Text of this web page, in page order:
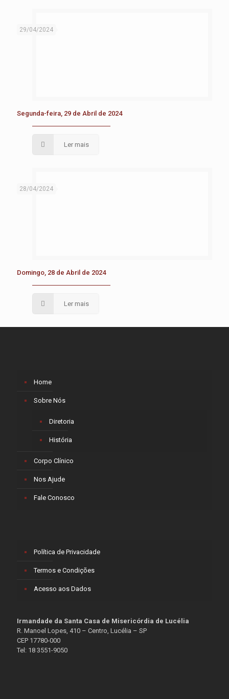
29/04/2024
Segunda-feira, 29 de Abril de 2024
Ler mais
28/04/2024
Domingo, 28 de Abril de 2024
Ler mais
Home
Sobre Nós
Diretoria
História
Corpo Clínico
Nos Ajude
Fale Conosco
Política de Privacidade
Termos e Condições
Acesso aos Dados
Irmandade da Santa Casa de Misericórdia de Lucélia
R. Manoel Lopes, 410 – Centro, Lucélia – SP
CEP 17780-000
Tel: 18 3551-9050